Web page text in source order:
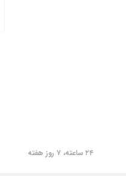
۲۴ ساعته، ۷ روز هفته